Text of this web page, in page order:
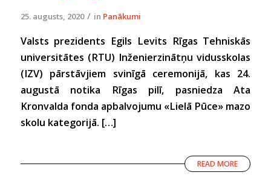
25. augusts, 2020 / in Panākumi
Valsts prezidents Egils Levits Rīgas Tehniskās
universitātes (RTU) Inženierzinātņu vidusskolas
(IZV) pārstāvjiem svinīgā ceremonijā, kas 24.
augustā notika Rīgas pilī, pasniedza Ata
Kronvalda fonda apbalvojumu «Lielā Pūce» mazo
skolu kategorijā. […]
READ MORE